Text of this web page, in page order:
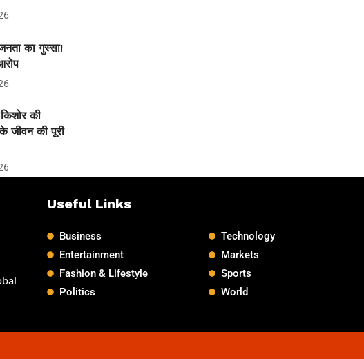
का गुस्सा!
की
जीवन की पूरी
Useful Links
Business
Entertainment
Fashion & Lifestyle
Politics
Technology
Markets
Sports
World